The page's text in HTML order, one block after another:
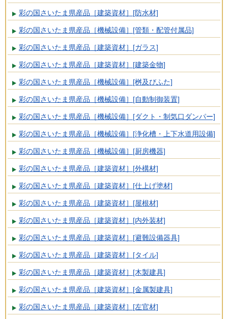
彩の国さいたま県産品［建築資材］[防水材]
彩の国さいたま県産品［機械設備］[管類・配管付属品]
彩の国さいたま県産品［建築資材］[ガラス]
彩の国さいたま県産品［建築資材］[建築金物]
彩の国さいたま県産品［機械設備］[桝及びふた]
彩の国さいたま県産品［機械設備］[自動制御装置]
彩の国さいたま県産品［機械設備］[ダクト・制気口ダンパー]
彩の国さいたま県産品［機械設備］[浄化槽・上下水道用設備]
彩の国さいたま県産品［機械設備］[厨房機器]
彩の国さいたま県産品［建築資材］[外構材]
彩の国さいたま県産品［建築資材］[仕上げ塗材]
彩の国さいたま県産品［建築資材］[屋根材]
彩の国さいたま県産品［建築資材］[内外装材]
彩の国さいたま県産品［建築資材］[避難設備器具]
彩の国さいたま県産品［建築資材］[タイル]
彩の国さいたま県産品［建築資材］[木製建具]
彩の国さいたま県産品［建築資材］[金属製建具]
彩の国さいたま県産品［建築資材］[左官材]